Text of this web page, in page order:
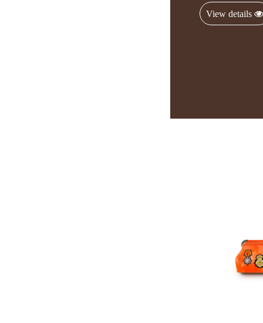
View details